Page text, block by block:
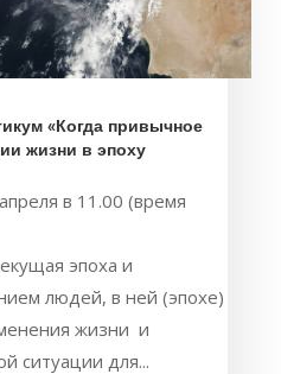
«Когда привычное
жизни в эпоху
в 11.00 (время
эпоха и
людей, в ней (эпохе)
жизни и
ситуации для...